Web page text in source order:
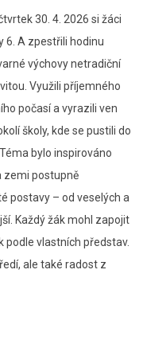
30. 4. 2026 si žáci
6. A zpestřili hodinu
výchovy netradiční
Využili příjemného
počasí a vyrazili ven
školy, kde se pustili do
bylo inspirováno
zemi postupně
postavy – od veselých a
Každý žák mohl zapojit
vlastních představ.
ale také radost z